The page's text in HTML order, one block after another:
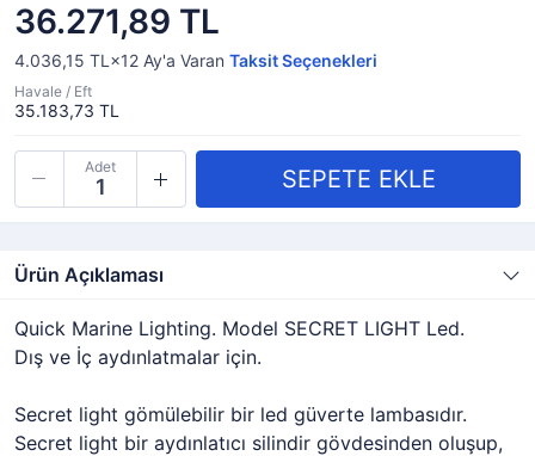
36.271,89 TL
4.036,15 TL×12 Ay'a Varan Taksit Seçenekleri
Havale / Eft
35.183,73 TL
Adet
Ürün Açıklaması
Quick Marine Lighting. Model SECRET LIGHT Led.
Dış ve İç aydınlatmalar için.
Secret light gömülebilir bir led güverte lambasıdır.
Secret light bir aydınlatıcı silindir gövdesinden oluşup,